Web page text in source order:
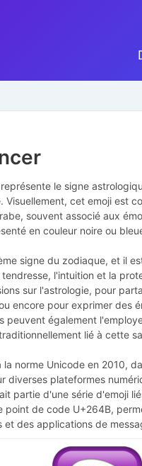
le signe
Visuellement, cet emoji est
souvent associé aux
en couleur noire ou
signe du zodiaque, et il
l'intuition et la
sur l'astrologie, pour
encore pour exprimer des
peuvent également
lié à cette
la norme Unicode en 2010,
diverses plateformes
partie d'une série d'emoji
point de code U+264B,
et des applications de